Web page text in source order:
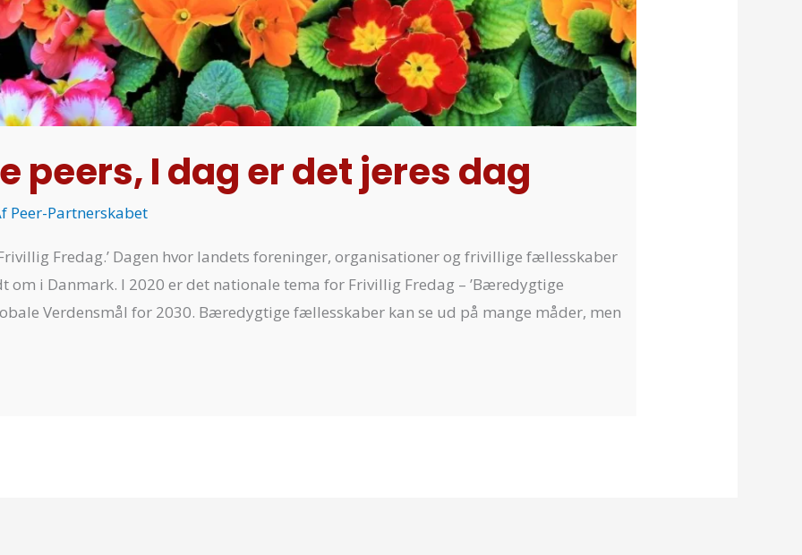
I dag er det jeres dag
Peer-Partnerskabet
Fredag.’ Dagen hvor landets foreninger, organisationer og frivillige fællesskaber
i Danmark. I 2020 er det nationale tema for Frivillig Fredag – ’Bæredygtige
Verdensmål for 2030. Bæredygtige fællesskaber kan se ud på mange måder, men